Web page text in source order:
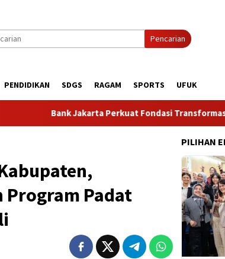
Pencarian
PENDIDIKAN SDGS RAGAM SPORTS UFUK
Jakarta Perkuat Fondasi Transformasi
Program Padat
PILIHAN